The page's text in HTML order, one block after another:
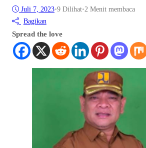
Juli 7, 2023•9 Dilihat•2 Menit membaca
Bagikan
Spread the love